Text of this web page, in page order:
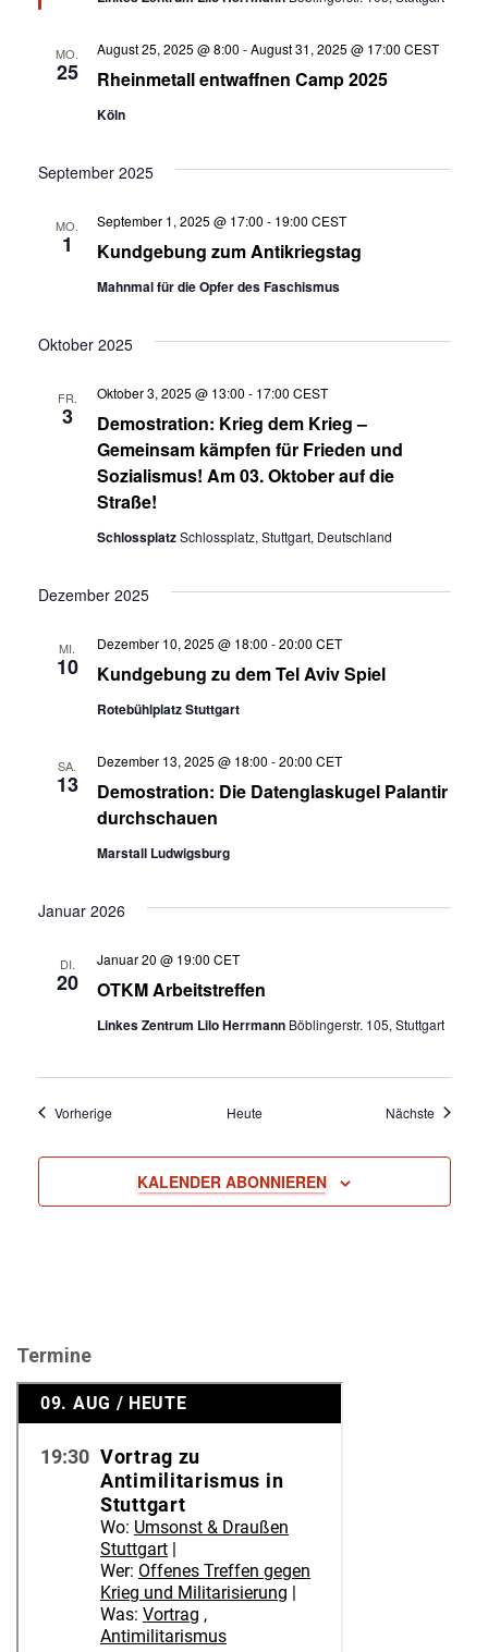
e
h
o
e
MO.
25 Rheinmetall entwaffnen Camp 2025
August 25, 2025 @ 8:00 -August 31, 2025 @ 17:00 CEST
Köln
September 2025
MO.
1 Kundgebung zum Antikriegstag
September 1, 2025 @ 17:00 - 19:00 CEST
Mahnmal für die Opfer des Faschismus
Oktober 2025
FR.
3
Demostration: Krieg dem Krieg –
Gemeinsam kämpfen für Frieden und
Sozialismus! Am 03. Oktober auf die
Straße!
Oktober 3, 2025 @ 13:00 - 17:00 CEST
SchlossplatzSchlossplatz, Stuttgart, Deutschland
Dezember 2025
MI.
10 Kundgebung zu dem Tel Aviv Spiel
Dezember 10, 2025 @ 18:00 -20:00 CET
Rotebühlplatz Stuttgart
SA.
13
Demostration: Die Datenglaskugel Palantir
durchschauen
Dezember 13, 2025 @ 18:00 -20:00 CET
Marstall Ludwigsburg
Januar 2026
DI.
20 OTKM Arbeitstreffen
Januar 20 @ 19:00 CET
Linkes Zentrum Lilo Herrmann Böblingerstr. 105, Stuttgart
VorherigeVeranstaltungen Heute Nächste
KALENDER ABONNIEREN
Termine